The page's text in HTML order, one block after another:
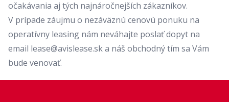
očakávania aj tých najnáročnejších zákazníkov.
V prípade záujmu o nezáväznú cenovú ponuku na
operatívny leasing nám neváhajte poslať dopyt na
email lease@avislease.sk a náš obchodný tím sa Vám
bude venovať.